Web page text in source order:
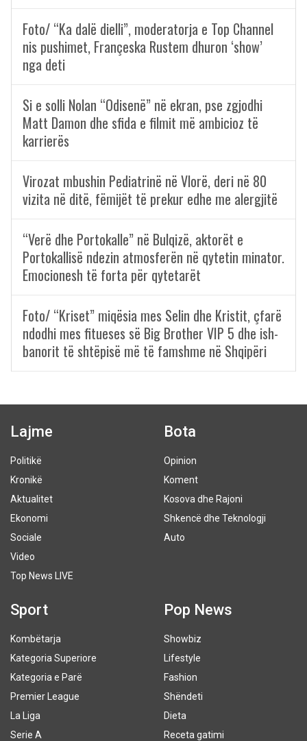
Foto/ “Ka dalë dielli”, moderatorja e Top Channel
nis pushimet, Françeska Rustem dhuron ‘show’
nga deti
Si e solli Nolan “Odisenë” në ekran, pse zgjodhi
Matt Damon dhe sfida e filmit më ambicioz të
karrierës
Virozat mbushin Pediatrinë në Vlorë, deri në 80
vizita në ditë, fëmijët të prekur edhe me alergjitë
“Verë dhe Portokalle” në Bulqizë, aktorët e
Portokallisë ndezin atmosferën në qytetin minator.
Emocionesh të forta për qytetarët
Foto/ “Kriset” miqësia mes Selin dhe Kristit, çfarë
ndodhi mes fitueses së Big Brother VIP 5 dhe ish-
banorit të shtëpisë më të famshme në Shqipëri
Lajme
Politikë
Kronikë
Aktualitet
Ekonomi
Sociale
Video
Top News LIVE
Bota
Opinion
Koment
Kosova dhe Rajoni
Shkencë dhe Teknologji
Auto
Sport
Kombëtarja
Kategoria Superiore
Kategoria e Parë
Premier League
La Liga
Serie A
Pop News
Showbiz
Lifestyle
Fashion
Shëndeti
Dieta
Receta gatimi